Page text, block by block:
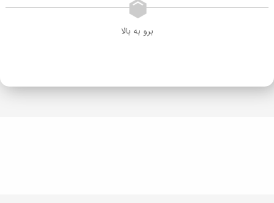
برو به بالا